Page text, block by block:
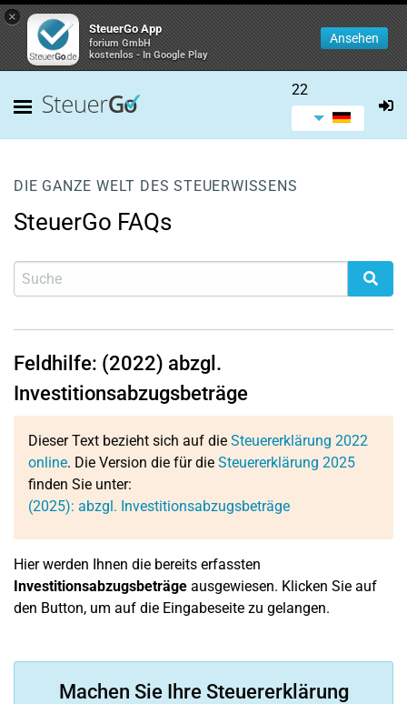
×
SteuerGo App
forium GmbH
kostenlos - In Google Play
Ansehen
22
DIE GANZE WELT DES STEUERWISSENS
SteuerGo FAQs
Feldhilfe: (2022) abzgl.
Investitionsabzugsbeträge
Dieser Text bezieht sich auf die Steuererklärung 2022
online. Die Version die für die Steuererklärung 2025
finden Sie unter:
(2025): abzgl. Investitionsabzugsbeträge
Hier werden Ihnen die bereits erfassten
Investitionsabzugsbeträge ausgewiesen. Klicken Sie auf
den Button, um auf die Eingabeseite zu gelangen.
Machen Sie Ihre Steuererklärung